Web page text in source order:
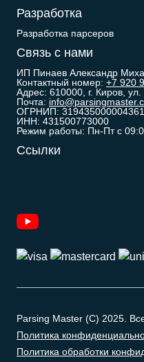
Разработка
Разработка парсеров
Связь с нами
ИП Пинаев Александр
Контактный номер: +7 920
Адрес: 610000, г. Киров, ул.
Почта:
ОГРНИП: 319435000004361
ИНН: 431500773000
Режим работы: Пн-Пт с
Ссылки
Parsing Master (C) 2025.
Политика
Политика обработки